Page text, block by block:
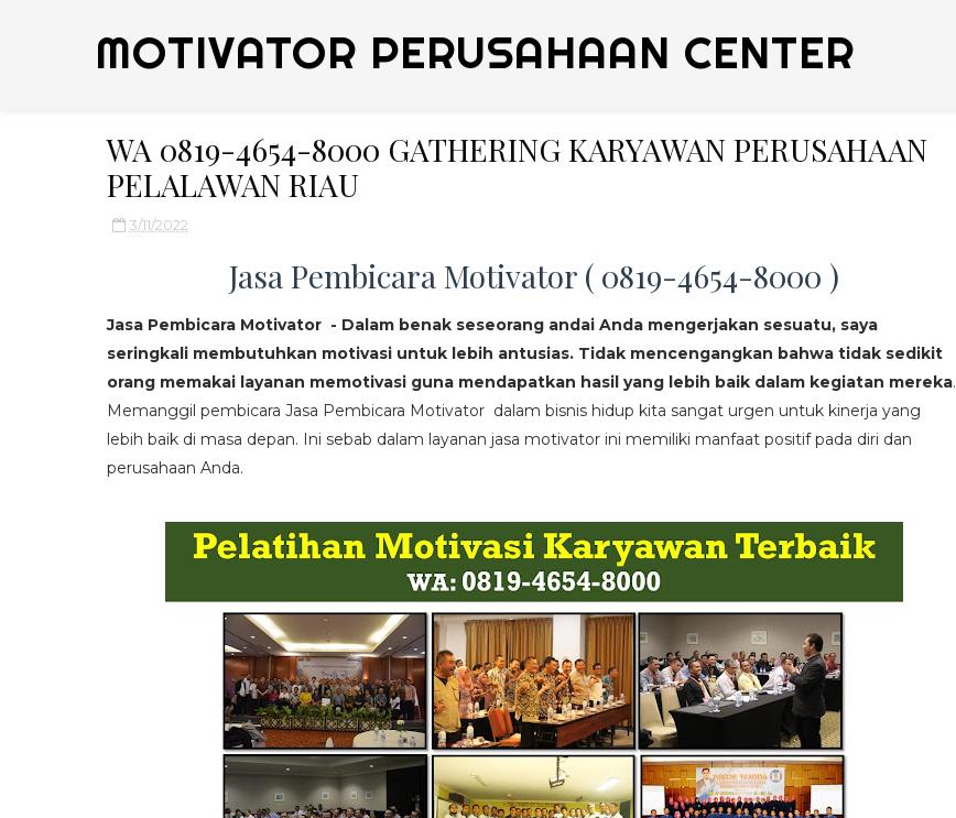
MOTIVATOR PERUSAHAAN CENTER
WA 0819-4654-8000 GATHERING KARYAWAN PERUSAHAAN
PELALAWAN RIAU
3/11/2022
Jasa Pembicara Motivator ( 0819-4654-8000 )
Jasa Pembicara Motivator - Dalam benak seseorang andai Anda mengerjakan sesuatu, saya
seringkali membutuhkan motivasi untuk lebih antusias. Tidak mencengangkan bahwa tidak sedikit
orang memakai layanan memotivasi guna mendapatkan hasil yang lebih baik dalam kegiatan mereka.
Memanggil pembicara Jasa Pembicara Motivator dalam bisnis hidup kita sangat urgen untuk kinerja yang
lebih baik di masa depan. Ini sebab dalam layanan jasa motivator ini memiliki manfaat positif pada diri dan
perusahaan Anda.